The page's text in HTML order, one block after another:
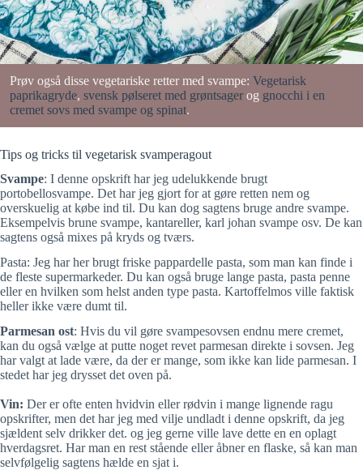
Prøv også disse vegetariske retter med svampe: Vegetarisk
paprikagryde, svensk pølseret med grøntsager og gnocchi i en
cremet sovs med svampe og spinat.
Tips og tricks til vegetarisk svamperagout
Svampe: I denne opskrift har jeg udelukkende brugt
portobellosvampe. Det har jeg gjort for at gøre retten nem og
overskuelig at købe ind til. Du kan dog sagtens bruge andre svampe.
Eksempelvis brune svampe, kantareller, karl johan svampe osv. De kan
sagtens også mixes på kryds og tværs.
Pasta: Jeg har her brugt friske pappardelle pasta, som man kan finde i
de fleste supermarkeder. Du kan også bruge lange pasta, pasta penne
eller en hvilken som helst anden type pasta. Kartoffelmos ville faktisk
heller ikke være dumt til.
Parmesan ost: Hvis du vil gøre svampesovsen endnu mere cremet,
kan du også vælge at putte noget revet parmesan direkte i sovsen. Jeg
har valgt at lade være, da der er mange, som ikke kan lide parmesan. I
stedet har jeg drysset det oven på.
Vin: Der er ofte enten hvidvin eller rødvin i mange lignende ragu
opskrifter, men det har jeg med vilje undladt i denne opskrift, da jeg
sjældent selv drikker det. og jeg gerne ville lave dette en en oplagt
hverdagsret. Har man en rest stående eller åbner en flaske, så kan man
selvfølgelig sagtens hælde en sjat i.